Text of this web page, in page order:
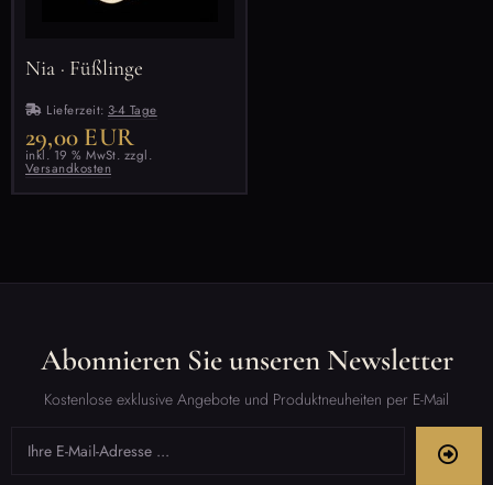
Nia · Füßlinge
Lieferzeit: 3-4 Tage
29,00 EUR
inkl. 19 % MwSt. zzgl.
Versandkosten
Abonnieren Sie unseren Newsletter
Kostenlose exklusive Angebote und Produktneuheiten per E-Mail